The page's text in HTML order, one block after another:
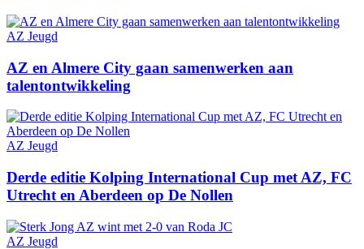
AZ Jeugd
AZ en Almere City gaan samenwerken aan
talentontwikkeling
AZ Jeugd
Derde editie Kolping International Cup met AZ, FC
Utrecht en Aberdeen op De Nollen
AZ Jeugd